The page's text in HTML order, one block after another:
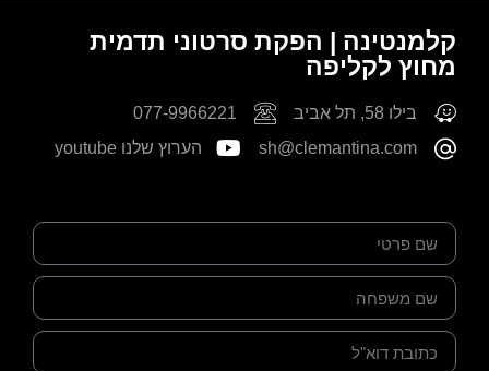
קלמנטינה | הפקת סרטוני תדמית
מחוץ לקליפה
בילו 58, תל אביב
077-9966221
sh@clemantina.com
הערוץ שלנו youtube